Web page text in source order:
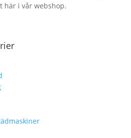
här i vår webshop.